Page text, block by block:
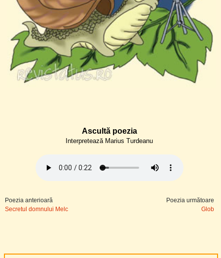
Ascultă poezia
Interpretează Marius Turdeanu
Poezia anterioară
Secretul domnului Melc
Poezia următoare
Glob